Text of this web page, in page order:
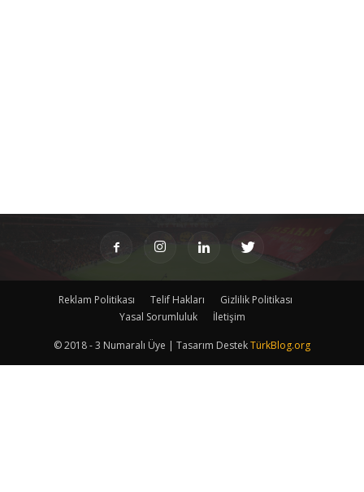
Reklam Politikası Telif Hakları
Gizlilik Politikası
Yasal Sorumluluk
İletişim
© 2018 - 3 Numaralı Üye | Tasarım DestekTürkBlog.org